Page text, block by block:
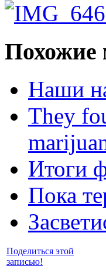
Похожие
Наши
They
Итоги
Пока
Поделиться этой
записью!